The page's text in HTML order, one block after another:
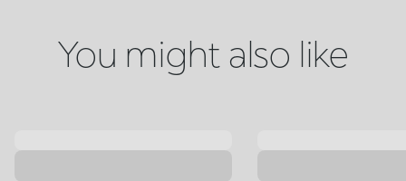
You might also like